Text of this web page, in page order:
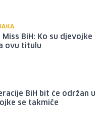
Miss BiH: Ko su djevojke
ovu titulu
BiH bit će održan u
se takmiče